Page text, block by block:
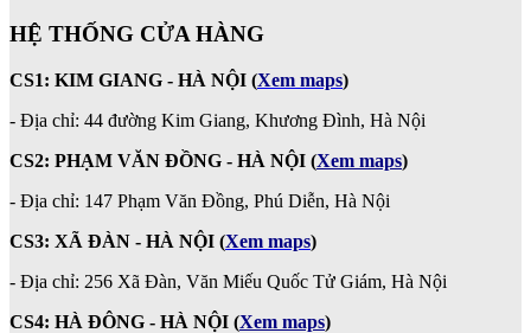
HỆ THỐNG CỬA HÀNG
CS1: KIM GIANG - HÀ NỘI (Xem maps)
- Địa chỉ: 44 đường Kim Giang, Khương Đình, Hà Nội
CS2: PHẠM VĂN ĐỒNG - HÀ NỘI (Xem maps)
- Địa chỉ: 147 Phạm Văn Đồng, Phú Diễn, Hà Nội
CS3: XÃ ĐÀN - HÀ NỘI (Xem maps)
- Địa chỉ: 256 Xã Đàn, Văn Miếu Quốc Tử Giám, Hà Nội
CS4: HÀ ĐÔNG - HÀ NỘI (Xem maps)